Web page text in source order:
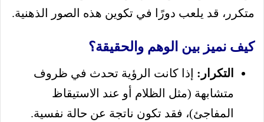
متكرر، قد يلعب دورًا في تكوين هذه الصور الذهنية.
كيف نميز بين الوهم والحقيقة؟
التكرار: إذا كانت الرؤية تحدث في ظروف
متشابهة (مثل الظلام أو عند الاستيقاظ
المفاجئ)، فقد تكون ناتجة عن حالة نفسية.